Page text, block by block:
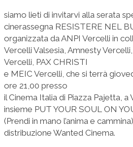
siamo lieti di invitarvi alla serata
cinerassegna RESISTERE NEL
organizzata da ANPI Vercelli in
Vercelli Valsesia, Amnesty
Vercelli, PAX CHRISTI
e MEIC Vercelli, che si terrà
ore 21,00 presso
il Cinema Italia di Piazza Pajetta, a
insieme PUT YOUR SOUL ON
(Prendi in mano l’anima e
distribuzione Wanted Cinema.